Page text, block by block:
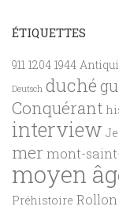
ÉTIQUETTES
911 1204 1944
Deutsch duché
Conquérant
interview
mermont-
moyen
Préhistoire Rollon